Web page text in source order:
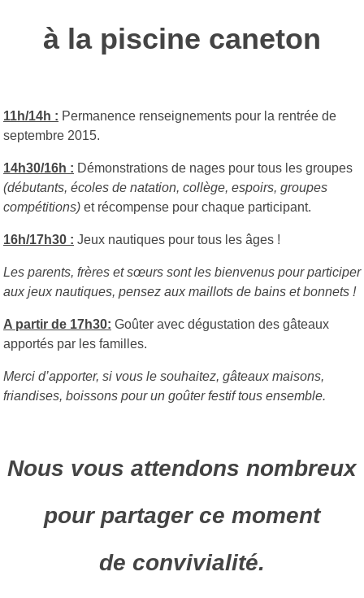
à la piscine caneton
11h/14h : Permanence renseignements pour la rentrée de
septembre 2015.
14h30/16h : Démonstrations de nages pour tous les groupes
(débutants, écoles de natation, collège, espoirs, groupes
compétitions) et récompense pour chaque participant.
16h/17h30 : Jeux nautiques pour tous les âges !
Les parents, frères et sœurs sont les bienvenus pour participer
aux jeux nautiques, pensez aux maillots de bains et bonnets !
A partir de 17h30: Goûter avec dégustation des gâteaux
apportés par les familles.
Merci d’apporter, si vous le souhaitez, gâteaux maisons,
friandises, boissons pour un goûter festif tous ensemble.
Nous vous attendons nombreux
pour partager ce moment
de convivialité.